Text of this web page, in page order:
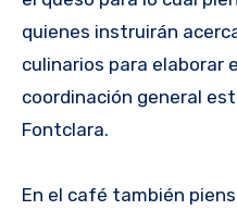
quienes instruirán
culinarios para elaborar
coordinación general
Fontclara.
En el café también